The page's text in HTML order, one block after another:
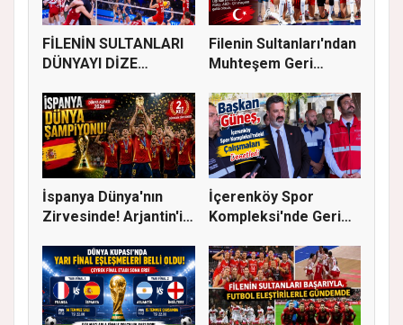
FİLENİN SULTANLARI
DÜNYAYI DİZE
Filenin Sultanları'ndan
Muhteşem Geri
İspanya Dünya'nın
Zirvesinde! Arjantin'i
İçerenköy Spor
Kompleksi'nde Geri